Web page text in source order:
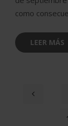
como
LEER MÁS